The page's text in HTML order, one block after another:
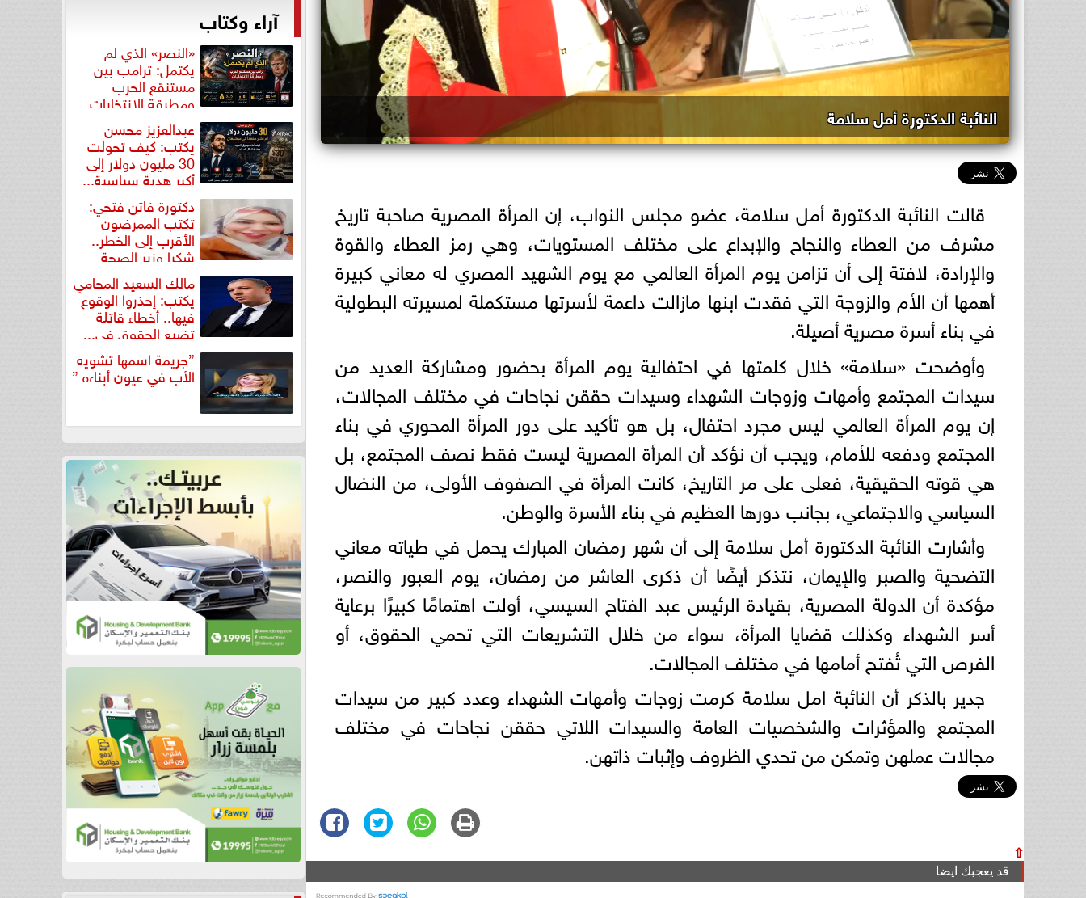
النائبة الدكتورة أمل سلامة
قالت النائبة الدكتورة أمل سلامة، عضو مجلس النواب، إن المرأة المصرية صاحبة تاريخ
مشرف من العطاء والنجاح والإبداع على مختلف المستويات، وهي رمز العطاء والقوة
والإرادة، لافتة إلى أن تزامن يوم المرأة العالمي مع يوم الشهيد المصري له معاني كبيرة
أهمها أن الأم والزوجة التي فقدت ابنها مازالت داعمة لأسرتها مستكملة لمسيرته البطولية
في بناء أسرة مصرية أصيلة.
وأوضحت «سلامة» خلال كلمتها في احتفالية يوم المرأة بحضور ومشاركة العديد من
سيدات المجتمع وأمهات وزوجات الشهداء وسيدات حققن نجاحات في مختلف المجالات،
إن يوم المرأة العالمي ليس مجرد احتفال، بل هو تأكيد على دور المرأة المحوري في بناء
المجتمع ودفعه للأمام، ويجب أن نؤكد أن المرأة المصرية ليست فقط نصف المجتمع، بل
هي قوته الحقيقية، فعلى على مر التاريخ، كانت المرأة في الصفوف الأولى، من النضال
السياسي والاجتماعي، بجانب دورها العظيم في بناء الأسرة والوطن.
وأشارت النائبة الدكتورة أمل سلامة إلى أن شهر رمضان المبارك يحمل في طياته معاني
التضحية والصبر والإيمان، نتذكر أيضًا أن ذكرى العاشر من رمضان، يوم العبور والنصر،
مؤكدة أن الدولة المصرية، بقيادة الرئيس عبد الفتاح السيسي، أولت اهتمامًا كبيرًا برعاية
أسر الشهداء وكذلك قضايا المرأة، سواء من خلال التشريعات التي تحمي الحقوق، أو
الفرص التي تُفتح أمامها في مختلف المجالات.
جدير بالذكر أن النائبة امل سلامة كرمت زوجات وأمهات الشهداء وعدد كبير من سيدات
المجتمع والمؤثرات والشخصيات العامة والسيدات اللاتي حققن نجاحات في مختلف
مجالات عملهن وتمكن من تحدي الظروف وإثبات ذاتهن.
⇧
قد يعجبك ايضا
آراء وكتاب
«النصر» الذي لم
يكتمل: ترامب بين
مستنقع الحرب
ومطرقة الانتخابات
عبدالعزيز محسن
يكتب: كيف تحولت
30 مليون دولار إلى
أكبر هدية سياسية...
دكتورة فاتن فتحي:
تكتب الممرضون
الأقرب إلى الخطر..
شكرا وزير الصحة
لتكريم... مالك السعيد المحامي
يكتب: إحذروا الوقوع
فيها.. أخطاء قاتلة
تضيع الحقوق في...
”جريمة اسمها تشويه
الأب في عيون أبناءه ”